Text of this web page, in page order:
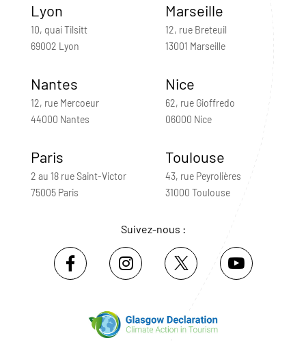
Lyon
10, quai Tilsitt
69002 Lyon
Marseille
12, rue Breteuil
13001 Marseille
Nantes
12, rue Mercoeur
44000 Nantes
Nice
62, rue Gioffredo
06000 Nice
Paris
2 au 18 rue Saint-Victor
75005 Paris
Toulouse
43, rue Peyrolières
31000 Toulouse
Suivez-nous :